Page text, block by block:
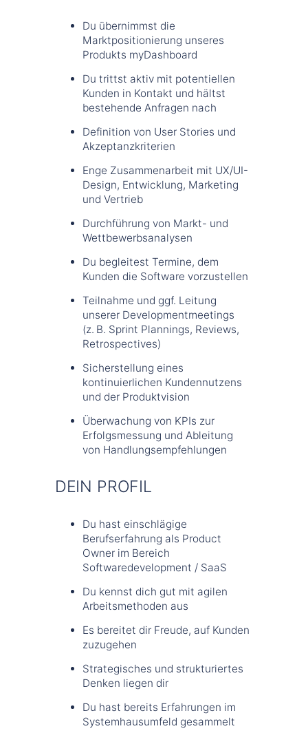
Du übernimmst die
Marktpositionierung unseres
Produkts myDashboard
Du trittst aktiv mit potentiellen
Kunden in Kontakt und hältst
bestehende Anfragen nach
Definition von User Stories und
Akzeptanzkriterien
Enge Zusammenarbeit mit UX/UI-
Design, Entwicklung, Marketing
und Vertrieb
Durchführung von Markt- und
Wettbewerbsanalysen
Du begleitest Termine, dem
Kunden die Software vorzustellen
Teilnahme und ggf. Leitung
unserer Developmentmeetings
(z. B. Sprint Plannings, Reviews,
Retrospectives)
Sicherstellung eines
kontinuierlichen Kundennutzens
und der Produktvision
Überwachung von KPIs zur
Erfolgsmessung und Ableitung
von Handlungsempfehlungen
DEIN PROFIL
Du hast einschlägige
Berufserfahrung als Product
Owner im Bereich
Softwaredevelopment / SaaS
Du kennst dich gut mit agilen
Arbeitsmethoden aus
Es bereitet dir Freude, auf Kunden
zuzugehen
Strategisches und strukturiertes
Denken liegen dir
Du hast bereits Erfahrungen im
Systemhausumfeld gesammelt